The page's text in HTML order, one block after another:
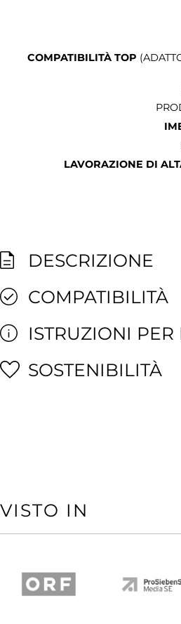
COMPATIBILITÀ TOP
LAVORAZIONE DI
DESCRIZIONE
COMPATIBILITÀ
ISTRUZIONI PER
SOSTENIBILITÀ
VISTO IN